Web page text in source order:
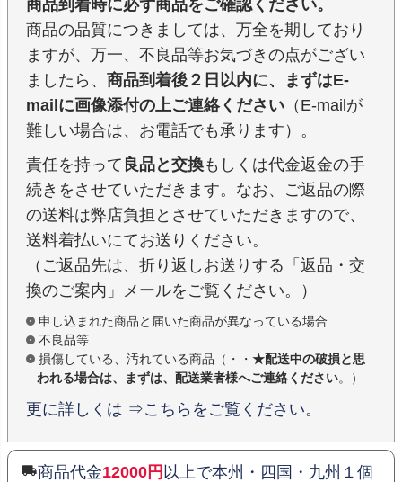
商品到着時に必ず商品をご確認ください。
商品の品質につきましては、万全を期しており
ますが、万一、不良品等お気づきの点がござい
ましたら、 商品到着後２日以内に、まずはE-
mailに画像添付の上ご連絡ください （E-mailが
難しい場合は、お電話でも承ります）。
責任を持って 良品と交換もしくは代金返金の手
続きをさせていただきます。なお、ご返品の際
の送料は弊店負担とさせていただきますので、
送料着払いにてお送りください。
（ご返品先は、折り返しお送りする「返品・交
換のご案内」メールをご覧ください。）
申し込まれた商品と届いた商品が異なっている場合
不良品等
損傷している、汚れている商品（・・ ★配送中の破損と思
われる場合は、まずは、配送業者様へご連絡ください。）
更に詳しくは ⇒こちらをご覧ください。
商品代金12000円 以上で本州・四国・九州１個